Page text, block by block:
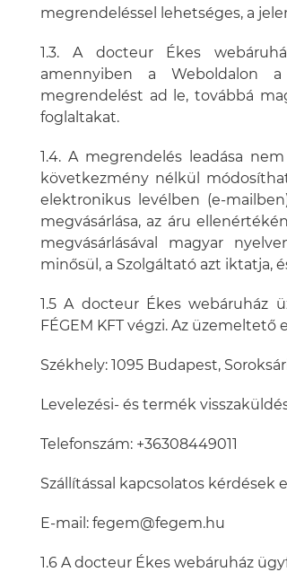
megrendeléssel lehetséges, a
1.3. A docteur Ékes
amennyiben a Weboldalon
megrendelést ad le, továbbá
foglaltakat.
1.4. A megrendelés leadása
következmény nélkül
elektronikus levélben (e-
megvásárlása, az áru
megvásárlásával magyar
minősül, a Szolgáltató azt iktatja,
1.5 A docteur Ékes webáruház
FÉGEM KFT végzi. Az üzemeltető
Székhely: 1095 Budapest,
Levelezési- és termék
Telefonszám: +36308449011
Szállítással kapcsolatos kérdések
E-mail: fegem@fegem.hu
1.6 A docteur Ékes webáruház